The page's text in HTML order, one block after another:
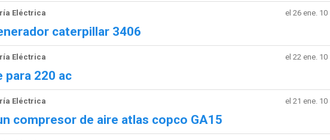
Eléctrica el 26 ene. 10
caterpillar 3406
Eléctrica el 22 ene. 10
para 220 ac
Eléctrica el 21 ene. 10
compresor de aire atlas copco GA15